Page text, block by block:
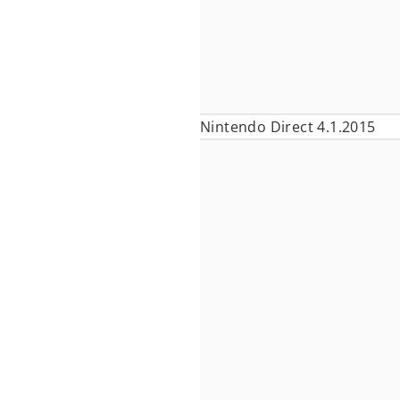
Nintendo Direct 4.1.2015